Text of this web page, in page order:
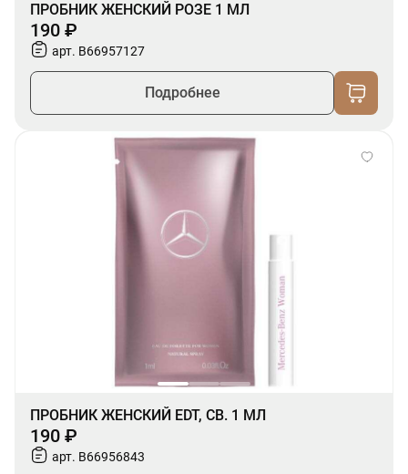
ПРОБНИК ЖЕНСКИЙ РОЗЕ 1 МЛ
190 ₽
арт. B66957127
Подробнее
ПРОБНИК ЖЕНСКИЙ EDT, СВ. 1 МЛ
190 ₽
арт. B66956843